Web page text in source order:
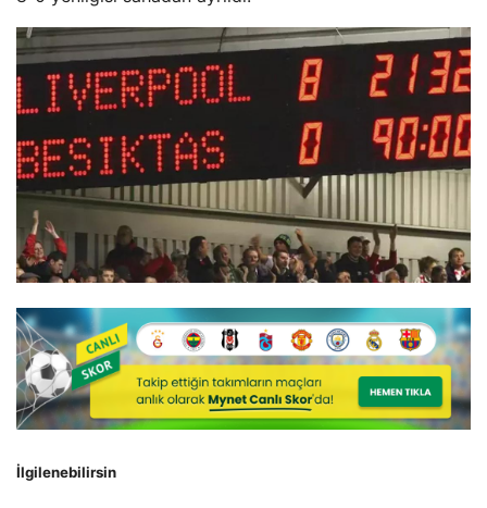
İlgilenebilirsin